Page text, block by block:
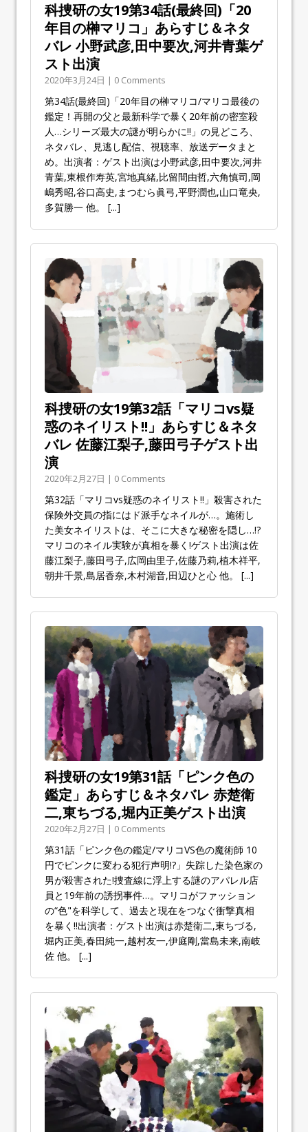
科捜研の女19第34話(最終回)「20
年目の榊マリコ」あらすじ＆ネタ
バレ 小野武彦,田中要次,河井青葉ゲ
スト出演
2020年3月24日 | 0 Comments
第34話(最終回)「20年目の榊マリコ/マリコ最後の
鑑定！再開の父と最新科学で暴く20年前の密室殺
人…シリーズ最大の謎が明らかに!!」の見どころ、
ネタバレ、見逃し配信、視聴率、放送データまと
め。出演者：ゲスト出演は小野武彦,田中要次,河井
青葉,東根作寿英,宮地真緒,比留間由哲,六角慎司,岡
嶋秀昭,谷口高史,まつむら眞弓,平野潤也,山口竜央,
多賀勝一 他。 [...]
科捜研の女19第32話「マリコvs疑
惑のネイリスト!!」あらすじ＆ネタ
バレ 佐藤江梨子,藤田弓子ゲスト出
演
2020年2月27日 | 0 Comments
第32話「マリコvs疑惑のネイリスト!!」殺害された
保険外交員の指にはド派手なネイルが…。施術し
た美女ネイリストは、そこに大きな秘密を隠し…!?
マリコのネイル実験が真相を暴く!ゲスト出演は佐
藤江梨子,藤田弓子,広岡由里子,佐藤乃莉,植木祥平,
朝井千景,島居香奈,木村湖音,田辺ひと心 他。 [...]
科捜研の女19第31話「ピンク色の
鑑定」あらすじ＆ネタバレ 赤楚衛
二,東ちづる,堀内正美ゲスト出演
2020年2月27日 | 0 Comments
第31話「ピンク色の鑑定/マリコVS色の魔術師 10
円でピンクに変わる犯行声明!?」失踪した染色家の
男が殺害された!捜査線に浮上する謎のアパレル店
員と19年前の誘拐事件…。マリコがファッション
の“色"を科学して、過去と現在をつなぐ衝撃真相
を暴く!!出演者：ゲスト出演は赤楚衛二,東ちづる,
堀内正美,春田純一,越村友一,伊庭剛,當島未来,南岐
佐 他。 [...]